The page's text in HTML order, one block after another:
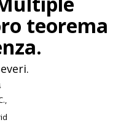
teorema